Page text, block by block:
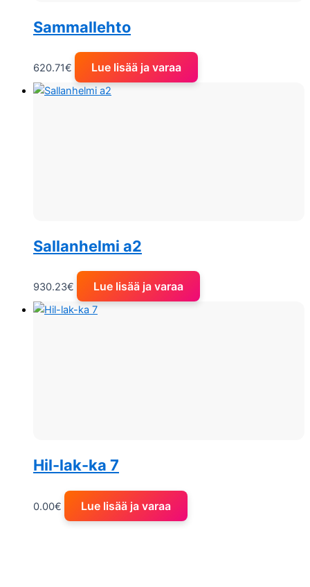
Sammallehto
620.71€ Lue lisää ja varaa
Sallanhelmi a2
930.23€ Lue lisää ja varaa
Hil-lak-ka 7
0.00€ Lue lisää ja varaa